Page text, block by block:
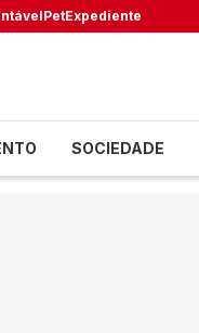
PetExpediente
SOCIEDADE